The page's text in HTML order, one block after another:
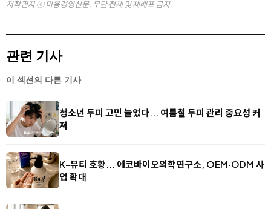
저작권자 ⓒ 미용경영신문, 무단 전재 및 재배포 금지.
관련 기사
이 섹션의 다른 기사
청소년 두피 고민 늘었다... 여름철 두피 관리 중요성 커
져
K-뷰티 호황... 에코바이오의학연구소, OEM·ODM 사
업 확대